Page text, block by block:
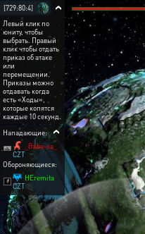
[729:80:4]
Левый клик по
юниту, чтобы
выбрать. Правый
клик чтобы отдать
приказ об атаке
или
перемещении.
Приказы можно
отдавать когда
есть «Ходы»,
которые копятся
каждые 10 секунд.
Нападающие:
_Baba-xa_
CZT
Обороняющиеся:
HEremita
CZT